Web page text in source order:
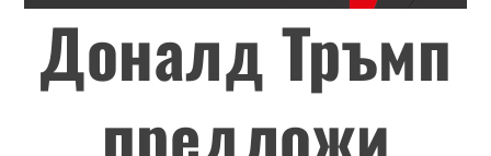
Доналд Тръмп
предложи